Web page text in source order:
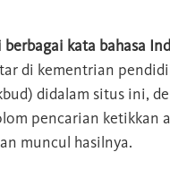
kata bahasa
di kementrian
didalam situs ini,
pencarian ketikkan
muncul hasilnya.